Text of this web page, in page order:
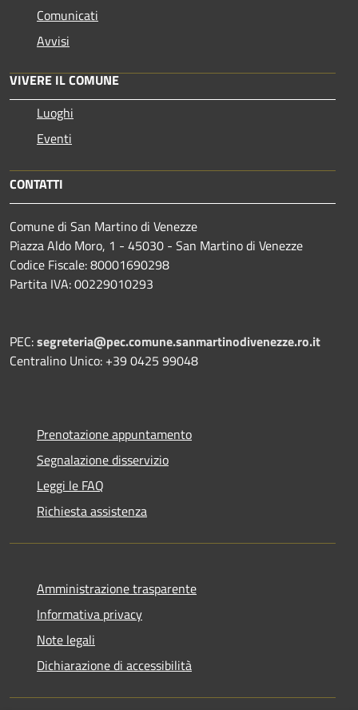
Comunicati
Avvisi
VIVERE IL COMUNE
Luoghi
Eventi
CONTATTI
Comune di San Martino di Venezze
Piazza Aldo Moro, 1 - 45030 - San Martino di Venezze
Codice Fiscale: 80001690298
Partita IVA: 00229010293
PEC:segreteria@pec.comune.sanmartinodivenezze.ro.it
Centralino Unico: +39 0425 99048
Prenotazione appuntamento
Segnalazione disservizio
Leggi le FAQ
Richiesta assistenza
Amministrazione trasparente
Informativa privacy
Note legali
Dichiarazione di accessibilità